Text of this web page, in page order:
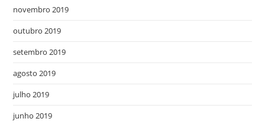
novembro 2019
outubro 2019
setembro 2019
agosto 2019
julho 2019
junho 2019